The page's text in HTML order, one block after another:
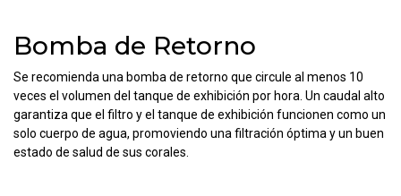
Bomba de Retorno
Se recomienda una bomba de retorno que circule al menos 10
veces el volumen del tanque de exhibición por hora. Un caudal alto
garantiza que el filtro y el tanque de exhibición funcionen como un
solo cuerpo de agua, promoviendo una filtración óptima y un buen
estado de salud de sus corales.